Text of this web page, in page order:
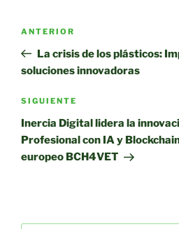
entradas
Entrada
anterior:
ANTERIOR
La crisis de los plásticos:
soluciones innovadoras
Siguiente
entrada
SIGUIENTE
Inercia Digital lidera la
Profesional con IA y
europeo BCH4VET